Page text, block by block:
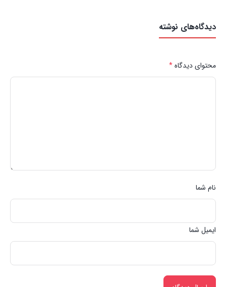
دیدگاه‌های نوشته
محتوای دیدگاه*
نام شما
ایمیل شما